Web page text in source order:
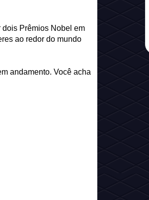
dois Prêmios Nobel em
ao redor do mundo
andamento. Você acha